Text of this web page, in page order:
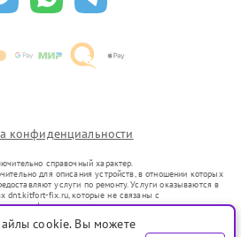
конфиденциальности
справочный характер.
для описания устройств, в отношении которых
услуги по ремонту. Услуги оказываются в
dnt.kitfort-fix.ru, которые не связаны с
их официальными представителями.
уже введенных в гражданский оборот в соответствии
cookie. Вы можете